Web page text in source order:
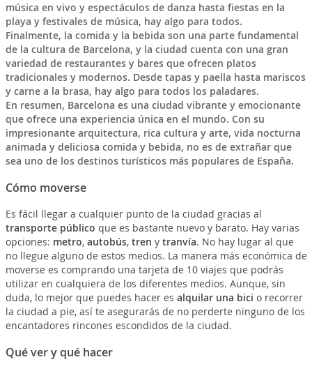
música en vivo y espectáculos de danza hasta fiestas en la
playa y festivales de música, hay algo para todos.
Finalmente, la comida y la bebida son una parte fundamental
de la cultura de Barcelona, y la ciudad cuenta con una gran
variedad de restaurantes y bares que ofrecen platos
tradicionales y modernos. Desde tapas y paella hasta mariscos
y carne a la brasa, hay algo para todos los paladares.
En resumen, Barcelona es una ciudad vibrante y emocionante
que ofrece una experiencia única en el mundo. Con su
impresionante arquitectura, rica cultura y arte, vida nocturna
animada y deliciosa comida y bebida, no es de extrañar que
sea uno de los destinos turísticos más populares de España.
Cómo moverse
Es fácil llegar a cualquier punto de la ciudad gracias al
transporte público que es bastante nuevo y barato. Hay varias
opciones: metro, autobús, tren y tranvía. No hay lugar al que
no llegue alguno de estos medios. La manera más económica de
moverse es comprando una tarjeta de 10 viajes que podrás
utilizar en cualquiera de los diferentes medios. Aunque, sin
duda, lo mejor que puedes hacer es alquilar una bici o recorrer
la ciudad a pie, así te asegurarás de no perderte ninguno de los
encantadores rincones escondidos de la ciudad.
Qué ver y qué hacer